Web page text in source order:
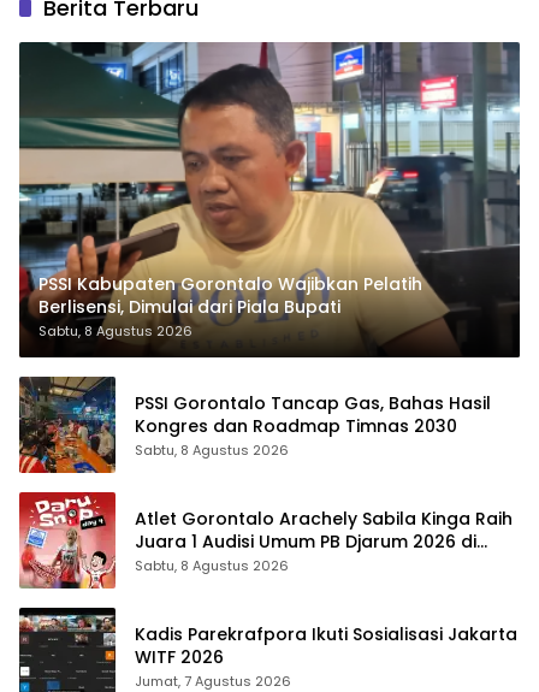
Berita Terbaru
PSSI Kabupaten Gorontalo Wajibkan Pelatih
Berlisensi, Dimulai dari Piala Bupati
Sabtu, 8 Agustus 2026
PSSI Gorontalo Tancap Gas, Bahas Hasil
Kongres dan Roadmap Timnas 2030
Sabtu, 8 Agustus 2026
Atlet Gorontalo Arachely Sabila Kinga Raih
Juara 1 Audisi Umum PB Djarum 2026 di
Makassar
Sabtu, 8 Agustus 2026
Kadis Parekrafpora Ikuti Sosialisasi Jakarta
WITF 2026
Jumat, 7 Agustus 2026